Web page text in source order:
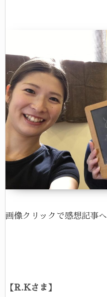
画像クリックで感想記事へ
【R.Kさま】